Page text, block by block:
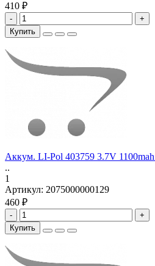
410 ₽
-
+
Купить
Аккум. LI-Pol 403759 3.7V 1100mah
..
1
Артикул: 2075000000129
460 ₽
-
+
Купить